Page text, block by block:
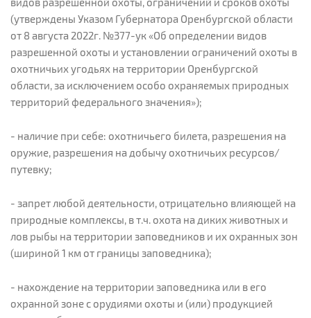
(утверждены Указом Губернатора Оренбургской области
от 8 августа 2022г. №377-ук «Об определении видов
разрешенной охоты и установлении ограничений охоты в
охотничьих угодьях на территории Оренбургской
области, за исключением особо охраняемых природных
территорий федерального значения»);
- наличие при себе: охотничьего билета, разрешения на
оружие, разрешения на добычу охотничьих ресурсов/
путевку;
- запрет любой деятельности, отрицательно влияющей на
природные комплексы, в т.ч. охота на диких животных и
лов рыбы на территории заповедников и их охранных зон
(шириной 1 км от границы заповедника);
- нахождение на территории заповедника или в его
охранной зоне с орудиями охоты и (или) продукцией